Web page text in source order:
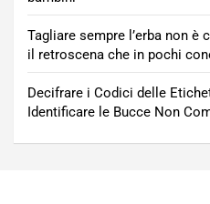
Tagliare sempre l’erba non
il retroscena che in pochi
Decifrare i Codici delle
Identificare le Bucce Non